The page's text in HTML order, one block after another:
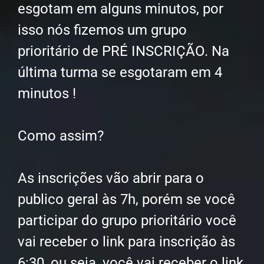
esgotam em alguns minutos, por
isso nós fizemos um grupo
prioritário de PRÉ INSCRIÇÃO. Na
última turma se esgotaram em 4
minutos !
Como assim?
As inscrições vão abrir para o
publico geral às 7h, porém se você
participar do grupo prioritário você
vai receber o link para inscrição às